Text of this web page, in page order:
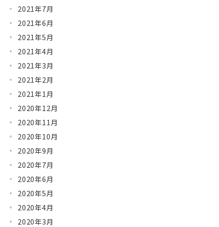
2021年7月
2021年6月
2021年5月
2021年4月
2021年3月
2021年2月
2021年1月
2020年12月
2020年11月
2020年10月
2020年9月
2020年7月
2020年6月
2020年5月
2020年4月
2020年3月